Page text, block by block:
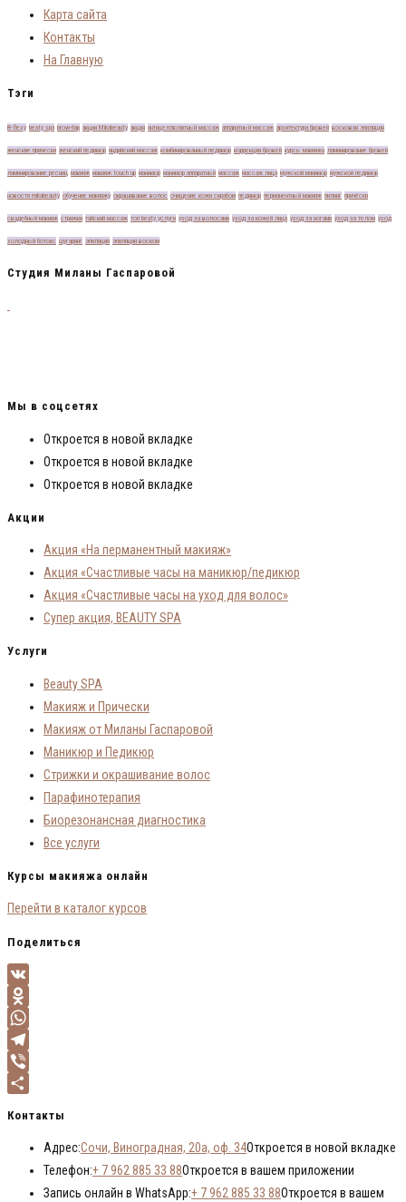
Карта сайта
Контакты
На Главную
Тэги
B-flexу beaty spa brow-бар акции Mikabeauty акция антицеллюлитный массаж аппаратный массаж архитектура бровей восковая эпиляция
женские прически женский педикюр индийский массаж комбинированный педикюр коррекция бровей курсы макияжа ламинирование бровей
ламинирование ресниц макияж макияж touch up маникюр маникюр аппаратный массаж массаж лица мужской маникюр мужской педикюр
новости mikabeauty обучение макияжу окрашивание волос очищение кожи скрабом педикюр перманентный макияж пилинг причёски
свадебный макияж стрижки тайский массаж топ beaty услуги уход за волосами уход за кожей лица уход за ногами уход за телом уход
холодный ботокс шугаринг эпиляция эпиляция воском
Студия Миланы Гаспаровой
Мы в соцсетях
Откроется в новой вкладке
Откроется в новой вкладке
Откроется в новой вкладке
Акции
Акция «На перманентный макияж»
Акция «Счастливые часы на маникюр/педикюр
Акция «Счастливые часы на уход для волос»
Супер акция, BEAUTY SPA
Услуги
Beauty SPA
Макияж и Прически
Макияж от Миланы Гаспаровой
Маникюр и Педикюр
Стрижки и окрашивание волос
Парафинотерапия
Биорезонансная диагностика
Все услуги
Курсы макияжа онлайн
Перейти в каталог курсов
Поделиться
VK
Odnoklassniki
WhatsApp
Telegram
Viber
Контакты
Адрес:Сочи, Виноградная, 20а, оф. 34Откроется в новой вкладке
Телефон:+ 7 962 885 33 88Откроется в вашем приложении
Запись онлайн в WhatsApp:+ 7 962 885 33 88Откроется в вашем